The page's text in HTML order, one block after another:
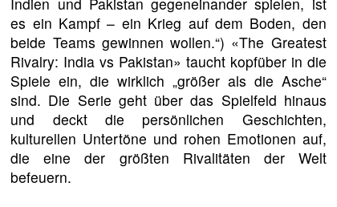
es ein Kampf – ein Krieg auf dem Boden, den
beide Teams gewinnen wollen.“) «The Greatest
Rivalry: India vs Pakistan» taucht kopfüber in die
Spiele ein, die wirklich „größer als die Asche“
sind. Die Serie geht über das Spielfeld hinaus
und deckt die persönlichen Geschichten,
kulturellen Untertöne und rohen Emotionen auf,
die eine der größten Rivalitäten der Welt
befeuern.